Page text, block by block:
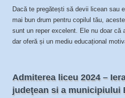
Dacă te pregătești să devii licean sau
mai bun drum pentru copilul tău, aceste
sunt un reper excelent. Ele nu doar că
dar oferă și un mediu educațional
Admiterea liceu 2024 –
judeţean si a municipiului